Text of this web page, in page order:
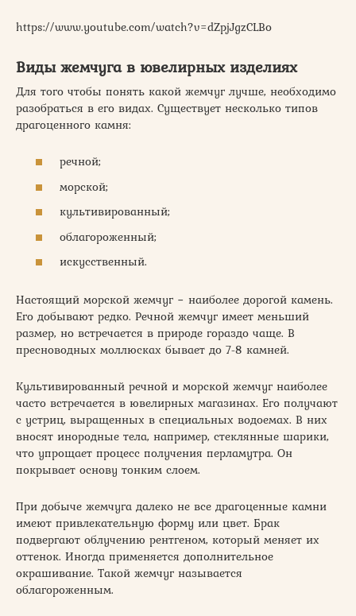
https://www.youtube.com/watch?v=dZpjJgzCLBo
Виды жемчуга в ювелирных изделиях
Для того чтобы понять какой жемчуг лучше, необходимо
разобраться в его видах. Существует несколько типов
драгоценного камня:
речной;
морской;
культивированный;
облагороженный;
искусственный.
Настоящий морской жемчуг − наиболее дорогой камень.
Его добывают редко. Речной жемчуг имеет меньший
размер, но встречается в природе гораздо чаще. В
пресноводных моллюсках бывает до 7-8 камней.
Культивированный речной и морской жемчуг наиболее
часто встречается в ювелирных магазинах. Его получают
с устриц, выращенных в специальных водоемах. В них
вносят инородные тела, например, стеклянные шарики,
что упрощает процесс получения перламутра. Он
покрывает основу тонким слоем.
При добыче жемчуга далеко не все драгоценные камни
имеют привлекательную форму или цвет. Брак
подвергают облучению рентгеном, который меняет их
оттенок. Иногда применяется дополнительное
окрашивание. Такой жемчуг называется
облагороженным.